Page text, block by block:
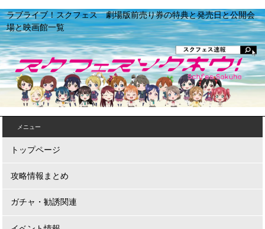
ラブライブ！スクフェス 劇場版前売り券の特典と発売日と公開会
場と映画館一覧
メニュー
トップページ
攻略情報まとめ
ガチャ・勧誘関連